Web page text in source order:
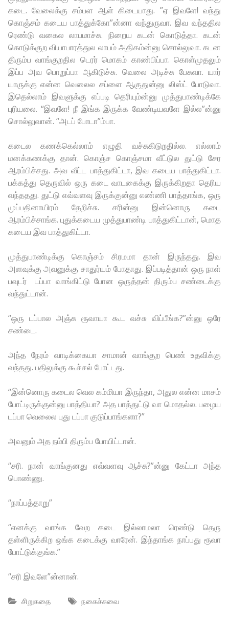
கடை. வேலைக்கு சம்பள ஆள் கிடையாது. ”ஏ இவளே! வந்து
கொஞ்சம் கடைய பாத்துக்கோ”ன்னா வந்துருவா. இவ வந்ததில
ரெண்டு வகைல லாபமாச்சு. நிறைய கடன் கொடுத்தா. கடன்
கொடுக்குற வியாபாரத்துல லாபம் அதிகம்ன்னு சொல்லுவா. கடன
திரும்ப வாங்குறதில டெரர் மொகம் காண்பிப்பா. கொள்முதலும்
இப்ப அவ பொறுப்பா ஆகிடுச்சு. வெலை அடிச்சு பேசுவா. யார்
யாருக்கு என்ன வெலைல சப்ளை ஆகுதுன்னு லிஸ்ட் போடுவா.
இதெல்லாம் இவளுக்கு எப்படி தெரியும்ன்னு முத்துபாண்டிக்கே
புரியலை. “இவளே! நீ இங்க இருக்க வேண்டியவளே இல்ல”ன்னு
சொல்லுவான். “அடப் போடா”ம்பா.
கடைல கணக்கெல்லாம் எழுதி வச்சுகிடுறதில்ல. எல்லாம்
மனக்கணக்கு தான். கொஞ்ச கொஞ்சமா வீட்டுல துட்டு சேர
ஆரம்பிச்சது. அவ வீட்ட பாத்துகிட்டா, இவ கடைய பாத்துகிட்டா.
பக்கத்து தெருவில் ஒரு கடை வாடகைக்கு இருக்கிறதா தெரிய
வந்ததது. துட்டு எவ்வளவு இருக்குன்னு எண்ணி பாத்தாங்க, ஒரு
முப்பதினாயிரம் தேறிச்சு. சரின்னு இன்னொரு கடை
ஆரம்பிச்சாங்க. புதுக்கடைய முத்துபாண்டி பாத்துகிட்டான், மொத
கடைய இவ பாத்துகிட்டா.
முத்துபாண்டிக்கு கொஞ்சம் சிரமமா தான் இருந்தது. இவ
அளவுக்கு அவனுக்கு சாதுர்யம் போதாது. இப்படித்தான் ஒரு நாள்
பவுடர் டப்பா வாங்கிட்டு போன ஒருத்தன் திரும்ப சண்டைக்கு
வந்துட்டான்.
“ஒரு டப்பால அஞ்சு ரூவாயா கூட வச்சு விப்பீங்க?”ன்னு ஒரே
சண்டை.
அந்த நேரம் வாடிக்கையா சாமான் வாங்குற பெண் உதவிக்கு
வந்தது. பதிலுக்கு கூச்சல் போட்டது.
“இன்னொரு கடைல வெல கம்மியா இருந்தா, அதுல என்ன மாசம்
போட்டிருக்குன்னு பாத்தியா? அத பாத்துட்டு வா மொதல்ல. பழைய
டப்பா வெலைல புது டப்பா குடுப்பாங்களா?”
அவனும் அத நம்பி திரும்ப போயிட்டான்.
“சரி. நான் வாங்குனது எவ்வளவு ஆச்சு?”ன்னு கேட்டா அந்த
பொண்ணு.
“நாப்பத்தாறு”
“எனக்கு வாங்க வேற கடை இல்லாமலா ரெண்டு தெரு
தள்ளிருக்கிற ஒங்க கடைக்கு வாரேன். இந்தாங்க நாப்பது ரூவா
போட்டுக்குங்க.”
“சரி இவளே”ன்னான்.
சிறுகதை நகைச்சுவை